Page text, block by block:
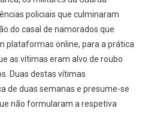
policiais que culminaram
do casal de namorados que
plataformas online, para a prática
as vítimas eram alvo de roubo
Duas destas vítimas
de duas semanas e presume-se
não formularam a respetiva